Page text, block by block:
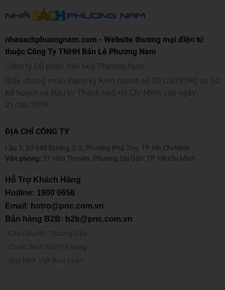
nhasachphuongnam.com - Website thương mại điện tử
thuộc Công Ty TNHH Bán Lẻ Phương Nam
Công ty Cổ phần Văn hoá Phương Nam
Giấy chứng nhận Đăng ký Kinh doanh số 0312628590 do Sở
Kế hoạch và Đầu tư Thành phố Hồ Chí Minh cấp ngày
21/06/2019
ĐỊA CHỈ CÔNG TY
Lầu 1, Số 940 Đường 3/2, Phường Phú Thọ, TP. Hồ Chí Minh
Văn phòng: 31 Hàn Thuyên, Phường Sài Gòn, TP. Hồ Chí Minh
Hỗ Trợ Khách Hàng
Hotline: 1900 6656
Email: hotro@pnc.com.vn
Bán hàng B2B: b2b@pnc.com.vn
Các Câu Hỏi Thường Gặp
Chính Sách Đổi/Trả Hàng
Quy Định Viết Bình Luận